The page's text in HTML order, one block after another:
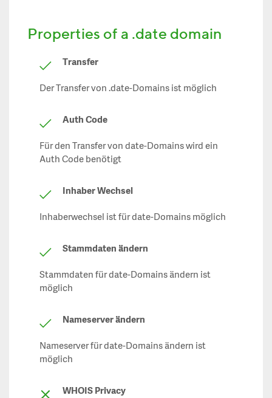
Properties of a .date domain
Transfer
Der Transfer von .date-Domains ist möglich
Auth Code
Für den Transfer von date-Domains wird ein
Auth Code benötigt
Inhaber Wechsel
Inhaberwechsel ist für date-Domains möglich
Stammdaten ändern
Stammdaten für date-Domains ändern ist
möglich
Nameserver ändern
Nameserver für date-Domains ändern ist
möglich
WHOIS Privacy